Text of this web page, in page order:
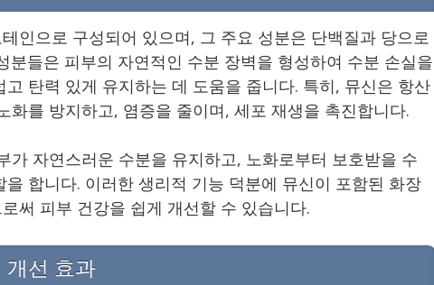
인으로 구성되어 있으며, 그 주요 성분은 단백질과 당으로
분들은 피부의 자연적인 수분 장벽을 형성하여 수분 손실을
고 탄력 있게 유지하는 데 도움을 줍니다. 특히, 뮤신은 항산
화를 방지하고, 염증을 줄이며, 세포 재생을 촉진합니다.
가 자연스러운 수분을 유지하고, 노화로부터 보호받을 수
합니다. 이러한 생리적 기능 덕분에 뮤신이 포함된 화장
써 피부 건강을 쉽게 개선할 수 있습니다.
개선 효과